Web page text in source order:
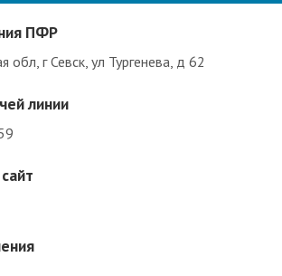
ПФР
обл, г Севск, ул Тургенева, д 62
линии